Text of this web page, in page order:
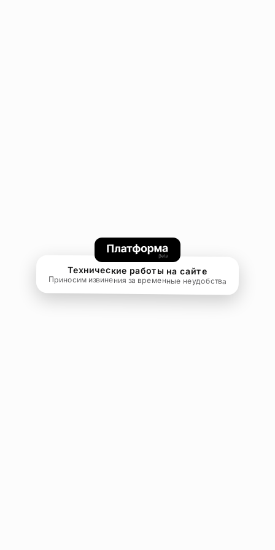
Технические работы на сайте
Приносим извинения за временные неудобства